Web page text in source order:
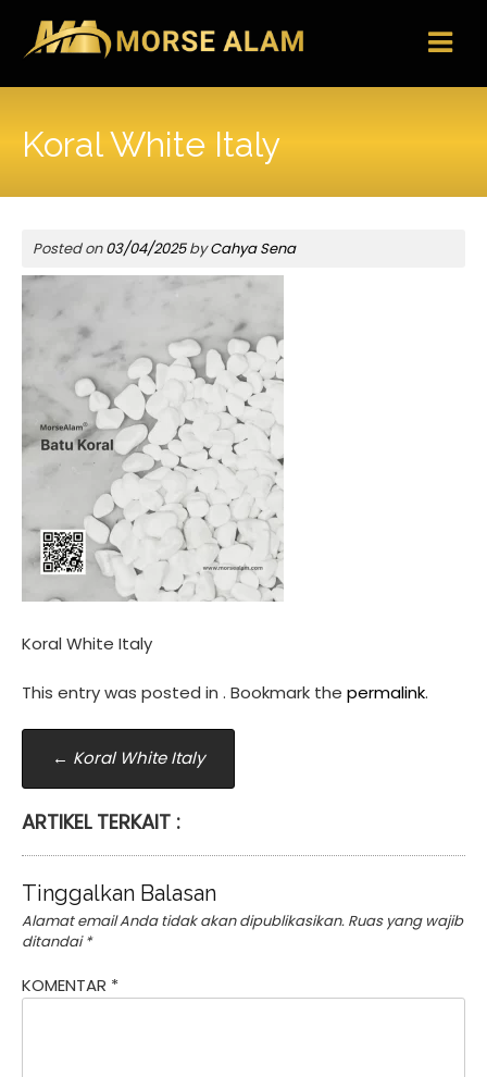
content
Koral White Italy
Posted on03/04/2025byCahya Sena
Koral White Italy
This entry was posted in . Bookmark the permalink.
Post
navigation
← Koral White Italy
ARTIKEL TERKAIT :
Tinggalkan Balasan
Alamat email Anda tidak akan dipublikasikan. Ruas yang wajib
ditandai*
KOMENTAR *